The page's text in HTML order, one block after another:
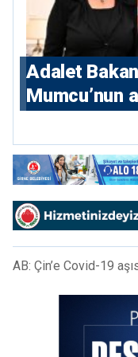
Adalet
Mumcu’nun
devlet
çıkarır”
AB: Çin’e Covid-19